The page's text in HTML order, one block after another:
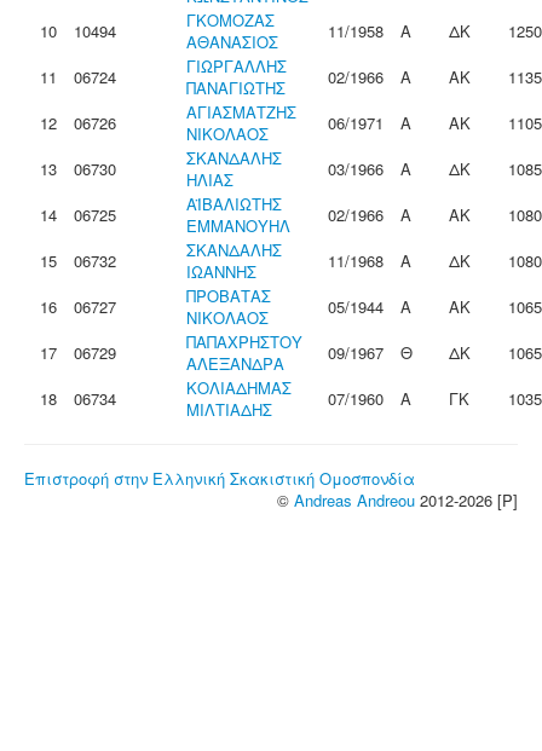
10
10494
ΓΚΟΜΟΖΑΣ
ΑΘΑΝΑΣΙΟΣ
11/1958 Α ΔΚ
1250
11
06724
ΓΙΩΡΓΑΛΛΗΣ
ΠΑΝΑΓΙΩΤΗΣ
02/1966 Α ΑΚ
1135
12
06726
ΑΓΙΑΣΜΑΤΖΗΣ
ΝΙΚΟΛΑΟΣ
06/1971 Α ΑΚ
1105
13
06730
ΣΚΑΝΔΑΛΗΣ
ΗΛΙΑΣ
03/1966 Α ΔΚ
1085
14
06725
ΑΪΒΑΛΙΩΤΗΣ
ΕΜΜΑΝΟΥΗΛ
02/1966 Α ΑΚ
1080
15
06732
ΣΚΑΝΔΑΛΗΣ
ΙΩΑΝΝΗΣ
11/1968 Α ΔΚ
1080
16
06727
ΠΡΟΒΑΤΑΣ
ΝΙΚΟΛΑΟΣ
05/1944 Α ΑΚ
1065
17
06729
ΠΑΠΑΧΡΗΣΤΟΥ
ΑΛΕΞΑΝΔΡΑ
09/1967 Θ ΔΚ
1065
18
06734
ΚΟΛΙΑΔΗΜΑΣ
ΜΙΛΤΙΑΔΗΣ
07/1960 Α ΓΚ 1035
Επιστροφή στην Ελληνική Σκακιστική Ομοσπονδία
© Andreas Andreou 2012-2026 [P]